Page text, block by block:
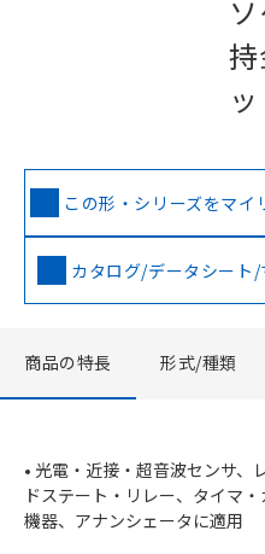
この形・シリーズをマイ
カタログ/データシート
商品の特長 形式/種類
• 光電・近接・超音波センサ、
ドステート・リレー、タイマ
機器、アナンシェータに適用